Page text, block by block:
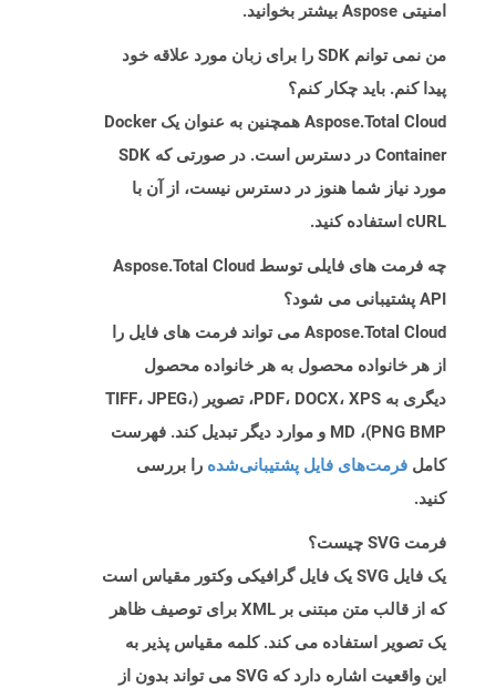
امنیتی Aspose بیشتر بخوانید.
من نمی توانم SDK را برای زبان مورد علاقه خود
پیدا کنم. باید چکار کنم؟
Aspose.Total Cloud همچنین به عنوان یک Docker
Container در دسترس است. در صورتی که SDK
مورد نیاز شما هنوز در دسترس نیست، از آن با
cURL استفاده کنید.
چه فرمت های فایلی توسط Aspose.Total Cloud
API پشتیبانی می شود؟
Aspose.Total Cloud می تواند فرمت های فایل را
از هر خانواده محصول به هر خانواده محصول
دیگری به PDF، DOCX، XPS، تصویر (TIFF، JPEG،
PNG BMP)، MD و موارد دیگر تبدیل کند. فهرست
کامل فرمت‌های فایل پشتیبانی‌شده را بررسی
کنید.
فرمت SVG چیست؟
یک فایل SVG یک فایل گرافیکی وکتور مقیاس است
که از قالب متن مبتنی بر XML برای توصیف ظاهر
یک تصویر استفاده می کند. کلمه مقیاس پذیر به
این واقعیت اشاره دارد که SVG می تواند بدون از